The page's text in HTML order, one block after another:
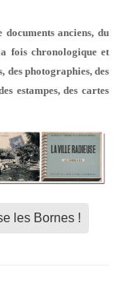
anciens, du
fois chronologique et
des photographies, des
estampes, des cartes
les Bornes !